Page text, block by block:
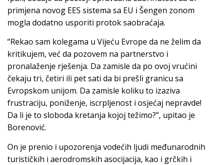
primjena novog EES sistema sa EU i Šengen zonom
mogla dodatno usporiti protok saobraćaja.
“Rekao sam kolegama u Vijeću Evrope da ne želim da
kritikujem, već da pozovem na partnerstvo i
pronalaženje rješenja. Da zamisle da po ovoj vrućini
čekaju tri, četiri ili pet sati da bi prešli granicu sa
Evropskom unijom. Da zamisle koliku to izaziva
frustraciju, poniženje, iscrpljenost i osjećaj nepravde!
Da li je to sloboda kretanja kojoj težimo?”, upitao je
Borenović.
On je prenio i upozorenja vodećih ljudi međunarodnih
turističkih i aerodromskih asocijacija, kao i grčkih i